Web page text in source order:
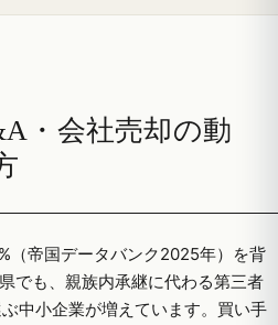
・会社売却の動
（帝国データバンク2025年）を背
でも、親族内承継に代わる第三者
中小企業が増えています。買い手